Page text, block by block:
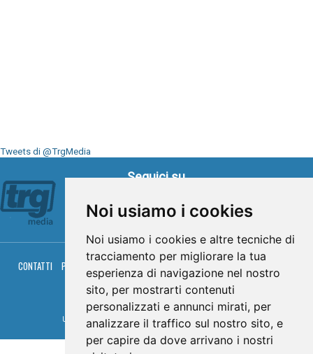
Noi usiamo i cookies
Noi usiamo i cookies e altre tecniche di
tracciamento per migliorare la tua
esperienza di navigazione nel nostro
sito, per mostrarti contenuti
personalizzati e annunci mirati, per
analizzare il traffico sul nostro sito, e
per capire da dove arrivano i nostri
Tweets di @TrgMedia
Seguici su
CONTATTI PRIVACY COOKIES PALINSESTO DIRETTA TV
DIRETTA RADIO
RGM HITRADIO
© TRG Media 2005-2026
Umbria Televisioni s.r.l. - P.I.00496230541 - www.trgmedia.it- Powered by